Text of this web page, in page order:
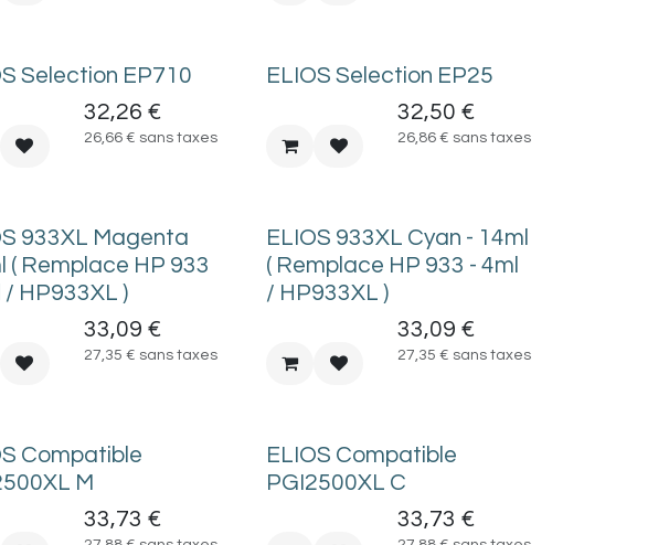
Selection EP710
32,26 €
26,66€ sans taxes
ELIOS Selection EP25
32,50 €
26,86€ sans taxes
933XL Magenta
( Remplace HP 933
/ HP933XL )
33,09 €
27,35 € sans taxes
ELIOS 933XL Cyan - 14ml
( Remplace HP 933 - 4ml
/ HP933XL )
33,09 €
27,35 € sans taxes
Compatible
M
33,73 €
ELIOS Compatible
PGI2500XL C
33,73 €